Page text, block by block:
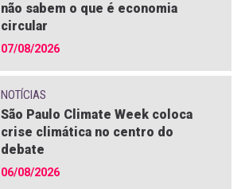
não sabem o que é economia
circular
07/08/2026
NOTÍCIAS
São Paulo Climate Week coloca
crise climática no centro do
debate
06/08/2026